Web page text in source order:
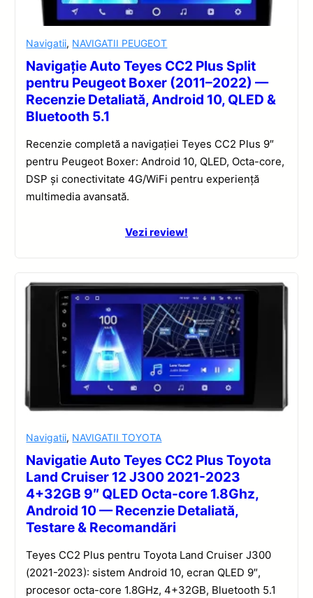
Navigatii, NAVIGATII PEUGEOT
Navigație Auto Teyes CC2 Plus Split
pentru Peugeot Boxer (2011–2022) —
Recenzie Detaliată, Android 10, QLED &
Bluetooth 5.1
Recenzie completă a navigației Teyes CC2 Plus 9″
pentru Peugeot Boxer: Android 10, QLED, Octa-core,
DSP și conectivitate 4G/WiFi pentru experiență
multimedia avansată.
Vezi review!
Navigatii, NAVIGATII TOYOTA
Navigatie Auto Teyes CC2 Plus Toyota
Land Cruiser 12 J300 2021-2023
4+32GB 9″ QLED Octa-core 1.8Ghz,
Android 10 — Recenzie Detaliată,
Testare & Recomandări
Teyes CC2 Plus pentru Toyota Land Cruiser J300
(2021-2023): sistem Android 10, ecran QLED 9″,
procesor octa-core 1.8GHz, 4+32GB, Bluetooth 5.1